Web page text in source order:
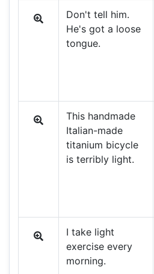
Don't tell him.
He's got a loose
tongue.
This handmade
Italian-made
titanium bicycle
is terribly light.
I take light
exercise every
morning.